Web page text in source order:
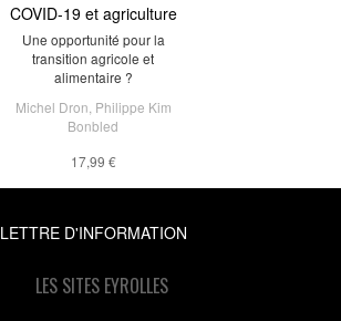
COVID-19 et agriculture
Une opportunité pour la
transition agricole et
alimentaire ?
Michel Dron Philippe Kim
Bonbled
17,99 €
LETTRE D'INFORMATION
LES SITES EYROLLES